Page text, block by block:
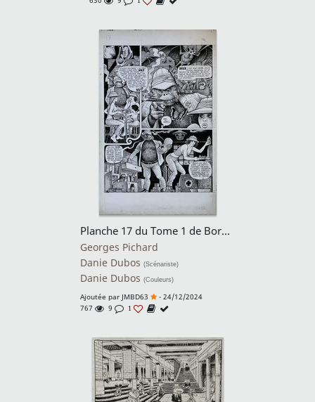
Planche 17 du Tome 1 de Bornéo Jo
Georges Pichard
Danie Dubos (Scénariste)
Danie Dubos (Couleurs)
Ajoutée par JMBD63
- 24/12/2024
767
9 1